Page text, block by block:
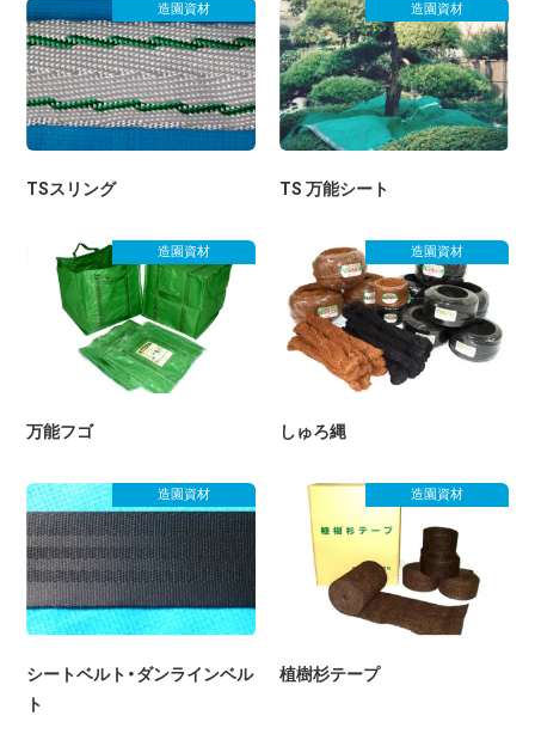
造園資材
TSスリング
造園資材
TS 万能シート
造園資材
万能フゴ
造園資材
しゅろ縄
造園資材
シートベルト・ダンラインベル
ト
造園資材
植樹杉テープ